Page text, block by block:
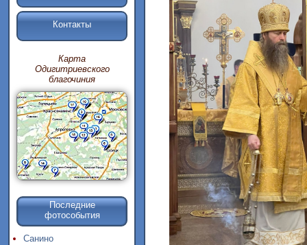
Контакты
Карта
Одигитриевского
благочиния
Последние
фотособытия
Санино